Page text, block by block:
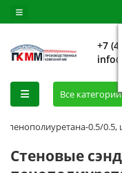
+7
Все категории
пенополиуретана-0.5/
Стеновые